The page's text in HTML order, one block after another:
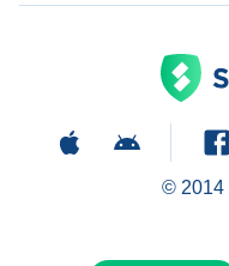
© 2014